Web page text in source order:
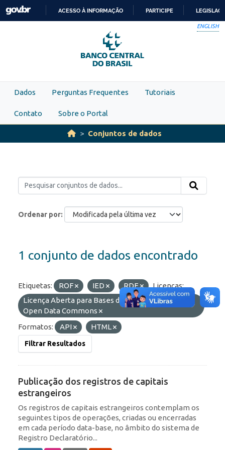
Skip to main content
PARA
O
CONTEÚDO
ACESSO À INFORMAÇÃO PARTICIPE
ENGLISH
Dados Perguntas Frequentes Tutoriais
Contato Sobre o Portal
Conjuntos de dados
Ordenar por
1 conjunto de dados encontrado
Etiquetas: ROF IED RDE
Licenças:
Licença Aberta para Bases de Dados (ODbL) do
Open Data Commons
Formatos:
API HTML
Filtrar Resultados
Publicação dos registros de capitais
estrangeiros
Os registros de capitais estrangeiros contemplam os
seguintes tipos de operações, criadas ou encerradas
em cada período data-base, no âmbito do sistema de
Registro Declaratório...